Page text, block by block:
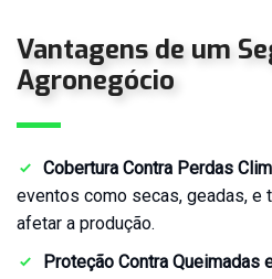
para
Táxi
Seguro
Transporte
Cargas
Seguro
Vida
Empresarial
Vantagens de um
Agronegócio
Cobertura Contra Perdas
eventos como secas, geadas, e
afetar a produção.
Proteção Contra Queimadas